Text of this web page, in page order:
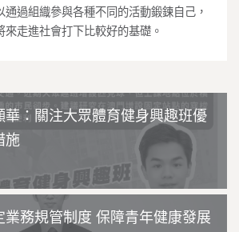
通過組織參與各種不同的活動鍛鍊自己，
來走進社會打下比較好的基礎。
華：關注大眾體育健身興趣班優
施
業務規管制度 保障青年健康發展